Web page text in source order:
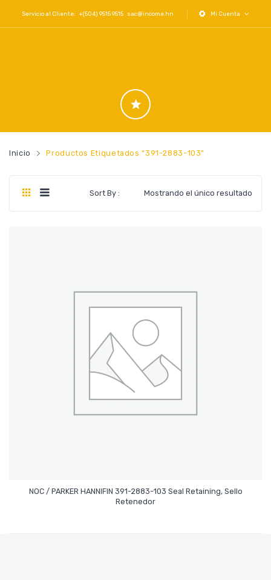
Servicio al Cliente: +(504) 9515 9515 sac@income.hn Mi Cuenta
Inicio Productos Etiquetados “391-2883-103”
Mostrando el único resultado
Sort By :
NOC / PARKER HANNIFIN 391-2883-103 Seal Retaining, Sello
Retenedor
Leer Más